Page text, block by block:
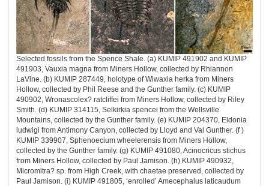
Selected fossils from the Spence Shale. (a) KUMIP 491902 and KUMIP
491903, Vauxia magna from Miners Hollow, collected by Rhiannon
LaVine. (b) KUMIP 287449, holotype of Wiwaxia herka from Miners
Hollow, collected by Phil Reese and the Gunther family. (c) KUMIP
490902, Wronascolex? ratcliffei from Miners Hollow, collected by Riley
Smith. (d) KUMIP 314115, Selkirkia spencei from the Wellsville
Mountains, collected by the Gunther family. (e) KUMIP 204370, Eldonia
ludwigi from Antimony Canyon, collected by Lloyd and Val Gunther. (f )
KUMIP 339907, Sphenoecium wheelerensis from Miners Hollow,
collected by the Gunther family. (g) KUMIP 491080, Acinocricus stichus
from Miners Hollow, collected by Paul Jamison. (h) KUMIP 490932,
Micromitra? sp. from High Creek, with chaetae preserved, collected by
Paul Jamison. (i) KUMIP 491805, ‘enrolled’ Amecephalus laticaudum